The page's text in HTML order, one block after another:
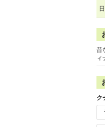
昔
ィ
ク